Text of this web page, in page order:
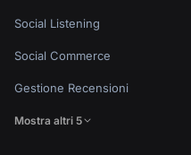
Social Listening
Social Commerce
Gestione Recensioni
Mostra altri 5